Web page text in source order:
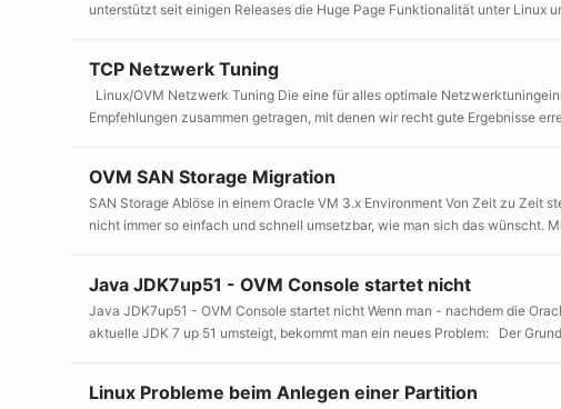
unterstützt seit einigen Releases die Huge Page Funktionalität unter Linux
TCP Netzwerk Tuning
Linux/OVM Netzwerk Tuning Die eine für alles optimale
Empfehlungen zusammen getragen, mit denen wir recht gute Ergebnisse
OVM SAN Storage Migration
SAN Storage Ablöse in einem Oracle VM 3.x Environment Von Zeit zu Zeit
nicht immer so einfach und schnell umsetzbar, wie man sich das wünscht.
Java JDK7up51 - OVM Console startet nicht
Java JDK7up51 - OVM Console startet nicht Wenn man - nachdem die
aktuelle JDK 7 up 51 umsteigt, bekommt man ein neues Problem: Der
Linux Probleme beim Anlegen einer Partition